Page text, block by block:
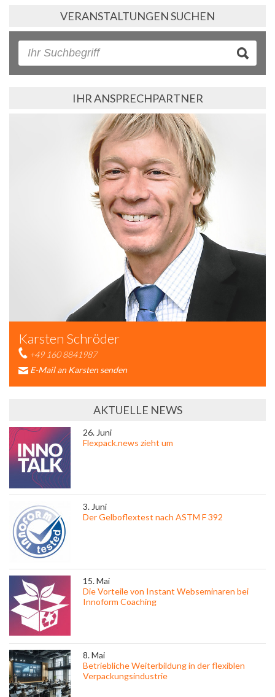
VERANSTALTUNGEN SUCHEN
IHR ANSPRECHPARTNER
Karsten Schröder
+49 160 8841987
E-Mail an Karsten senden
AKTUELLE NEWS
26. Juni
Flexpack.news zieht um
3. Juni
Der Gelboflextest nach ASTM F 392
15. Mai
Die Vorteile von Instant Webseminaren bei
Innoform Coaching
8. Mai
Betriebliche Weiterbildung in der flexiblen
Verpackungsindustrie